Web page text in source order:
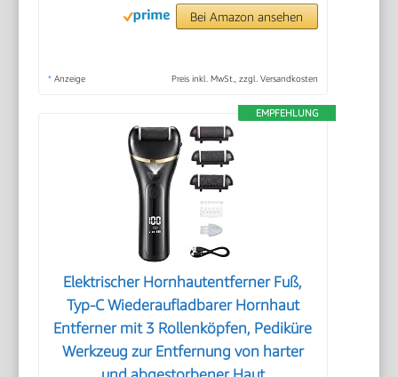
Bei Amazon ansehen
* Anzeige Preis inkl. MwSt., zzgl. Versandkosten
EMPFEHLUNG
Elektrischer Hornhautentferner Fuß,
Typ-C Wiederaufladbarer Hornhaut
Entferner mit 3 Rollenköpfen, Pediküre
Werkzeug zur Entfernung von harter